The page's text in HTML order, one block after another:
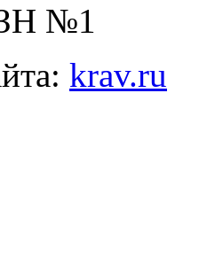
№1
krav.ru